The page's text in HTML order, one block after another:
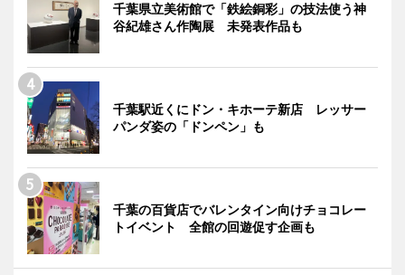
千葉県立美術館で「鉄絵銅彩」の技法使う神
谷紀雄さん作陶展 未発表作品も
千葉駅近くにドン・キホーテ新店 レッサー
パンダ姿の「ドンペン」も
千葉の百貨店でバレンタイン向けチョコレー
トイベント 全館の回遊促す企画も